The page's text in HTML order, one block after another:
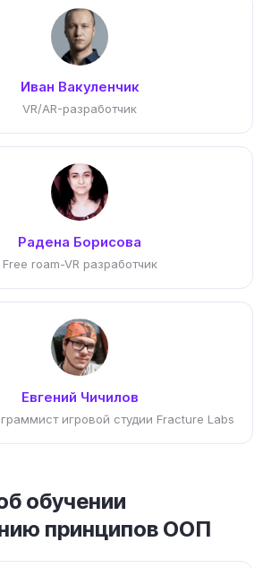
Иван Вакуленчик
VR/AR-разработчик
Радена Борисова
Free roam-VR разработчик
Евгений Чичилов
игровой студии Fracture Labs
обучении
принципов ООП